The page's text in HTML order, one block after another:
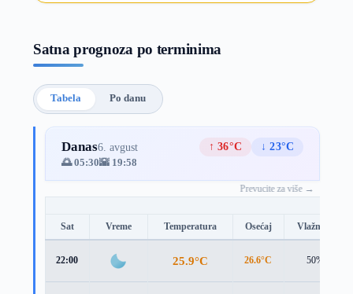
Satna prognoza po terminima
Tabela Po danu
Danas6. avgust ↑ 36°C
↓ 23°C
🌅 05:30🌇 19:58
Prevucite za više →
Sat Vreme Temperatura Osećaj Vlažnost
22:00 25.9°C 26.6°C 50%